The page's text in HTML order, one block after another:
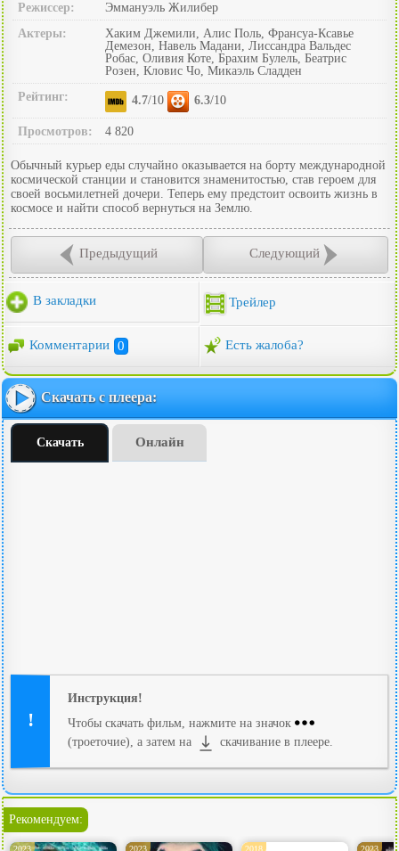
Режиссер:
Эммануэль Жилибер
Актеры:
Хаким Джемили, Алис Поль, Франсуа-Ксавье
Демезон, Навель Мадани, Лиссандра Вальдес
Робас, Оливия Коте, Брахим Булель, Беатрис
Розен, Кловис Чо, Микаэль Сладден
Рейтинг:
4.7/10 6.3/10
Просмотров: 4 820
Обычный курьер еды случайно оказывается на борту международной
космической станции и становится знаменитостью, став героем для
своей восьмилетней дочери. Теперь ему предстоит освоить жизнь в
космосе и найти способ вернуться на Землю.
Предыдущий Следующий
В закладки Трейлер
Комментарии 0 Есть жалоба?
Скачать с плеера:
Скачать Онлайн
Инструкция!
Чтобы скачать фильм, нажмите на значок
(троеточие), а затем на
скачивание в плеере.
Рекомендуем:
2023 2023 2018 2023